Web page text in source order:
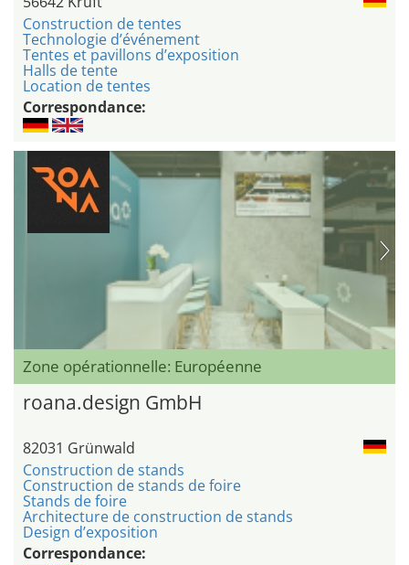
Construction de tentes
Technologie d’événement
Tentes et pavillons d’exposition
Halls de tente
Location de tentes
Correspondance:
Zone opérationnelle: Européenne
roana.design GmbH
82031 Grünwald
Construction de stands
Construction de stands de foire
Stands de foire
Architecture de construction de stands
Design d’exposition
Correspondance: